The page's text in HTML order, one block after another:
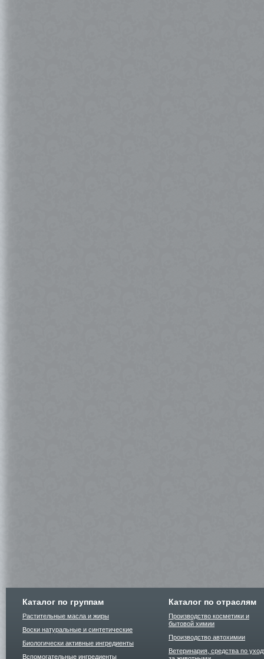
Каталог по группам
Растительные масла и жиры
Воски натуральные и синтетические
Биологически активные ингредиенты
Вспомогательные ингредиенты
Каталог по отраслям
Производство косметики и
бытовой химии
Производство автохимии
Ветеринария, средства по